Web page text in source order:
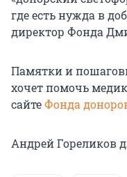
где есть нужда в
директор Фонда
Памятки и
хочет помочь
сайтеФонда
Андрей Гореликов